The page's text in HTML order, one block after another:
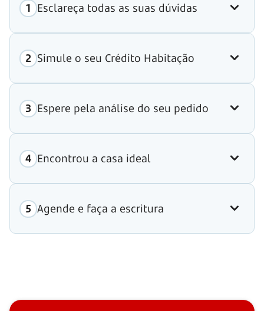
Esclareça todas as suas dúvidas
Simule o seu Crédito Habitação
Espere pela análise do seu pedido
Encontrou a casa ideal
Agende e faça a escritura